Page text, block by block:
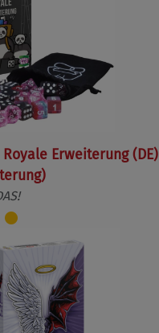
Royale Erweiterung (DE)